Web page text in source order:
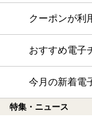
クーポンが利
おすすめ電子
今月の新着電
特集・ニュース